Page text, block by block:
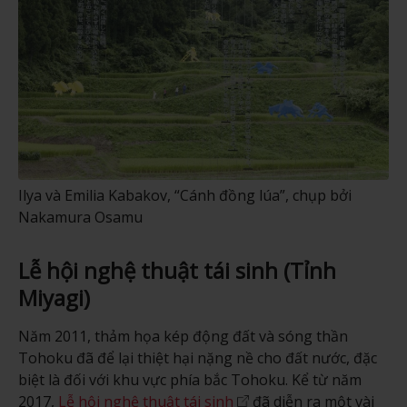
Ilya và Emilia Kabakov, “Cánh đồng lúa”, chụp bởi
Nakamura Osamu
Lễ hội nghệ thuật tái sinh (Tỉnh
Miyagi)
Năm 2011, thảm họa kép động đất và sóng thần
Tohoku đã để lại thiệt hại nặng nề cho đất nước, đặc
biệt là đối với khu vực phía bắc Tohoku. Kể từ năm
2017, Lễ hội nghệ thuật tái sinh đã diễn ra một vài